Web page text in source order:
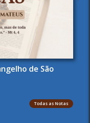
de São
Todas as Notas